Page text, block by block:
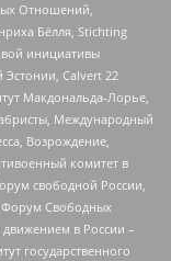
Отношений,
Бёлля, Stichting
инициативы
Calvert 22
Макдональда-Лорье,
Международный
Возрождение,
комитет в
свободной России,
Свободных
в России –
государственного